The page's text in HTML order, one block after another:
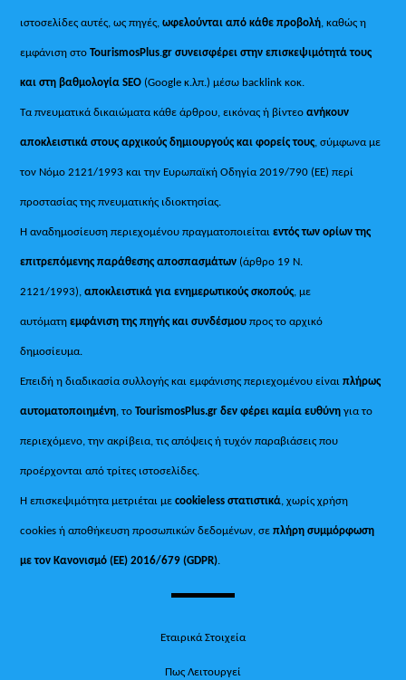
ιστοσελίδες αυτές, ως πηγές,ωφελούνται από κάθε προβολή, καθώς η
εμφάνιση στοTourismosPlus.gr συνεισφέρει στην επισκεψιμότητά τους
και στη βαθμολογία SEO (Google κ.λπ.) μέσω backlink κοκ.
Τα πνευματικά δικαιώματα κάθε άρθρου, εικόνας ή βίντεοανήκουν
αποκλειστικά στους αρχικούς δημιουργούς και φορείς τους, σύμφωνα με
τον Νόμο 2121/1993 και την Ευρωπαϊκή Οδηγία 2019/790 (ΕΕ) περί
προστασίας της πνευματικής ιδιοκτησίας.
Η αναδημοσίευση περιεχομένου πραγματοποιείταιεντός των ορίων της
επιτρεπόμενης παράθεσης αποσπασμάτων (άρθρο 19 Ν.
2121/1993), αποκλειστικά για ενημερωτικούς σκοπούς, με
αυτόματηεμφάνιση της πηγής και συνδέσμου προς το αρχικό
δημοσίευμα.
Επειδή η διαδικασία συλλογής και εμφάνισης περιεχομένου είναιπλήρως
αυτοματοποιημένη, τοTourismosPlus.gr δεν φέρει καμία ευθύνη για το
περιεχόμενο, την ακρίβεια, τις απόψεις ή τυχόν παραβιάσεις που
προέρχονται από τρίτες ιστοσελίδες.
Η επισκεψιμότητα μετριέται μεcookieless στατιστικά, χωρίς χρήση
cookies ή αποθήκευση προσωπικών δεδομένων, σεπλήρη συμμόρφωση
με τον Κανονισμό (ΕΕ) 2016/679 (GDPR).
Εταιρικά Στοιχεία
Πως Λειτουργεί